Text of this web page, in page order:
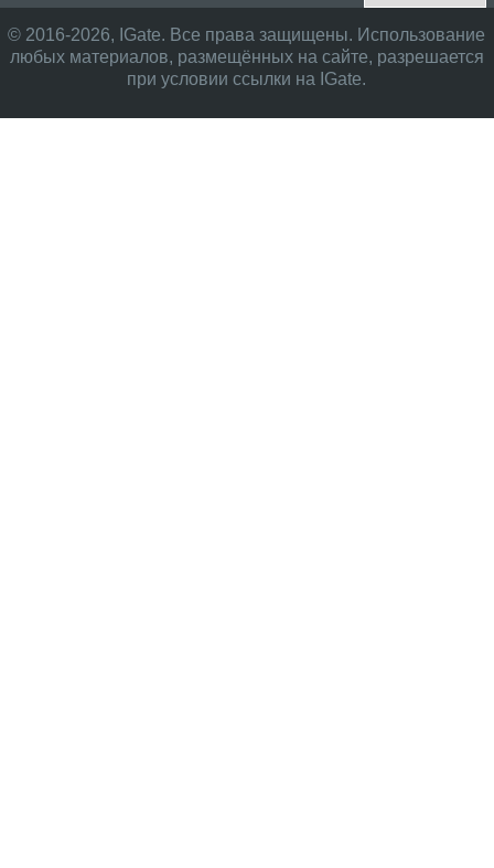
© 2016-2026, IGate. Все права защищены. Использование
любых материалов, размещённых на сайте, разрешается
при условии ссылки на IGate.